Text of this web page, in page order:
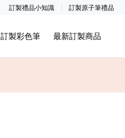
訂製禮品小知識 訂製原子筆禮品
訂製彩色筆 最新訂製商品